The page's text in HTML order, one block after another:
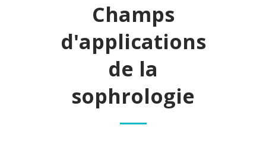
Champs
d'applications
de la
sophrologie